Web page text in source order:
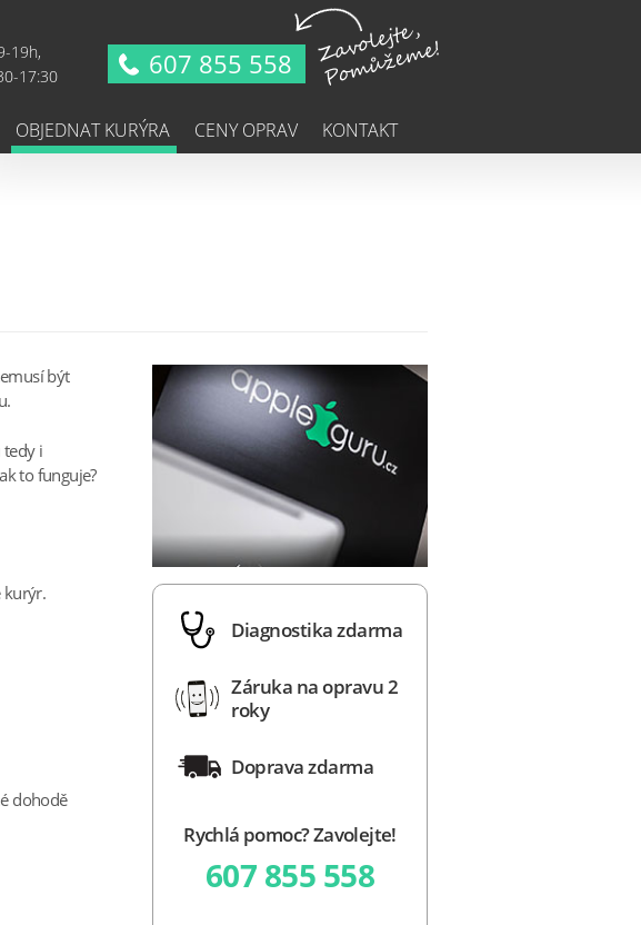
19h,
17:30
607 855 558
OBJEDNAT KURÝRA CENY OPRAV KONTAKT
být
tedy i
to funguje?
kurýr.
dohodě
Diagnostika zdarma
Záruka na opravu 2
roky
Doprava zdarma
Rychlá pomoc? Zavolejte!
607 855 558